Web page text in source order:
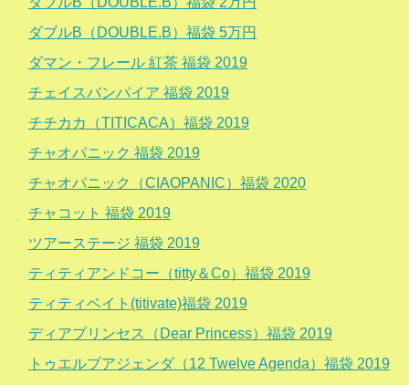
ダブルB（DOUBLE.B）福袋 5万円
ダマン・フレール 紅茶 福袋 2019
チェイスバンパイア 福袋 2019
チチカカ（TITICACA）福袋 2019
チャオパニック 福袋 2019
チャオパニック（CIAOPANIC）福袋 2020
チャコット 福袋 2019
ツアーステージ 福袋 2019
ティティアンドコー（titty＆Co）福袋 2019
ティティベイト(titivate)福袋 2019
ディアプリンセス（Dear Princess）福袋 2019
トゥエルブアジェンダ（12 Twelve Agenda）福袋 2019